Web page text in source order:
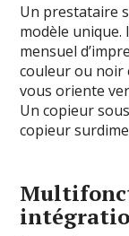
Un prestataire
modèle
mensuel
couleur ou noir
vous oriente
Un copieur
copieur